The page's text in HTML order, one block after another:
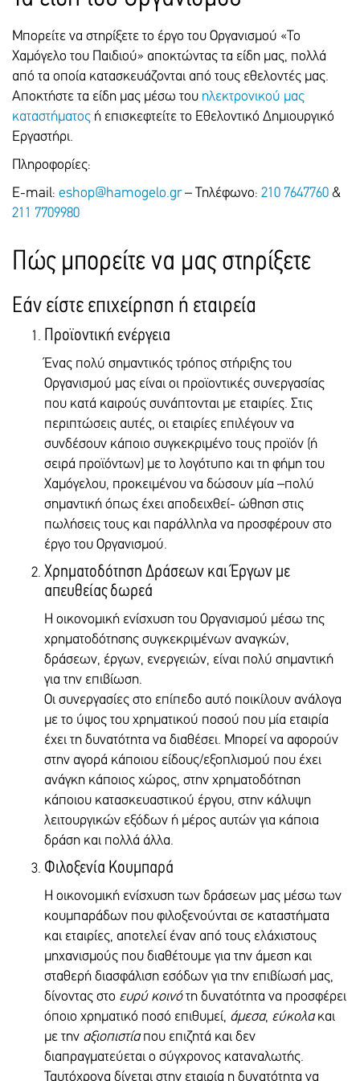
144-00-2001-000011
IBAN - SWIFT BIC:
GR4601401440144002001000011
(BIC) CRBAGRAA
ALPHA BANK (USD)
Αριθμός Λογαριασμού:
144-01-5109-000024 (USD)
GR1501401440144015109000024
(BIC) CRBAGRAA
Αριθμός Λογαριασμού:
IBAN - SWIFT BIC:
GR8101101160000011629607612
(BIC) ETHNGRAA
ΠΕΙΡΑΙΩΣ
Αριθμός Λογαριασμού:
5233-003309-251
IBAN - SWIFT BIC:
GR3301722330005233003309251
(BIC) PIRBGRAA
EUROBANK- ERGASIAS
Αριθμός Λογαριασμού:
0026-0201-91-0100432797
IBAN - SWIFT BIC:
GR5802602010000910100432797
(BIC) ERBKGRAA
ΑΤΤΙΚΗΣ
Αριθμός Λογαριασμού:
46 464 401
IBAN - SWIFT BIC:
GR8001600690000000046464401
(BIC) ATTIGRAA
Αριθμός Λογαριασμού:
002-143691-140
IBAN - SWIFT BIC:
GR6507100020000002143691140
(BIC) MIDLGRAA
*Δικαιούχος : Το χαμόγελο του παιδιού
Πάγια εντολή
Μπορείτε να καλέσετε στα γραφεία του συλλόγου «Το χαμόγελο του
Παιδιού», στο 2103306140 και210 3306150, προκειμένου να
ενημερωθείτε για το πώς μπορείτε να δώσετε πάγια εντολή στην
τράπεζά σας, με σκοπό να ενισχύσετε έμπρακτα «To Χαμόγελο του
Παιδιού» στην αποστολή του.
Εκπρόσωπός μας θα σας δώσει τον αυστηρά προσωπικό κωδικό
πάγιας εντολής που μπορείτε να χρησιμοποιήσετε στην τράπεζα με
την οποία συνεργάζεσθε (δείτε παρακάτω κατάσταση τραπεζών)
προκειμένου να κάνετε ανάθεση πάγιας εντολής υπέρ του Συλλόγου
«Το Χαμόγελο του Παιδιού».
GR4601401440144002001000011
BANK'S INTERNATIONAL SWIFT CODE
CRBAGRAAΧΧΧ
BENEFICIARY NAME OF THE ACCOUNT
"THE SMILE OF THE CHILD" (TO HAMOGELO TOY PAIDIOU)
BANK'S ADDRESS
60 KIFISSIAS AV., 15125, AMAROUSSION, GREECE
GREECE
BRANCH CODE
BANK
BANK ACCOUNT
IBAN
BANK'S INTERNATIONAL SWIFT CODE
ETHNGRAA
BENEFICIARY NAME OF THE ACCOUNT
"THE SMILE OF THE CHILD" (TO HAMOGELO TOY PAIDIOU)
BANK'S ADDRESS
86 AIOLOU STR., 105 59, ATHENS GREECE
BANK COUNTRY
GREECE
BRANCH CODE
DEPOSIT IN (CHF)
NATIONAL BANK OF GREECE
BANK ACCOUNT
172/615869-23
GR0501101722000017261586923
BANK'S INTERNATIONAL SWIFT CODE
ETHNGRAA
BENEFICIARY NAME OF THE ACCOUNT
"THE SMILE OF THE CHILD" (TO HAMOGELO TOY PAIDIOU)
11-13 SKOUFA STR., 106 73, ATHENS GREECE
BANK COUNTRY
GREECE
BRANCH CODE
DEPOSIT IN USD ($)
ALPHA ΒΑΝΚ
BANK ACCOUNT
144-01-5109-000024
GR1501401440144015109000024
BANK'S INTERNATIONAL SWIFT CODE
CRBAGRAA
BENEFICIARY NAME OF THE ACCOUNT
"THE SMILE OF THE CHILD" (TO HAMOGELO TOY PAIDIOU)
BANK'S ADDRESS
Μπορείτε να στηρίξετε το έργο του Οργανισμού «Το
Χαμόγελο του Παιδιού» αποκτώντας τα είδη μας, πολλά
από τα οποία κατασκευάζονται από τους εθελοντές μας.
Αποκτήστε τα είδη μας μέσω του ηλεκτρονικού μας
καταστήματος ή επισκεφτείτε το Εθελοντικό Δημιουργικό
Εργαστήρι.
Πληροφορίες:
E-mail: eshop@hamogelo.gr– Τηλέφωνο: 210 7647760 &
211 7709980
Πώς μπορείτε να μας στηρίξετε
Εάν είστε επιχείρηση ή εταιρεία
Προϊοντική ενέργεια
Ένας πολύ σημαντικός τρόπος στήριξης του
Οργανισμού μας είναι οι προϊοντικές συνεργασίας
που κατά καιρούς συνάπτονται με εταιρίες. Στις
περιπτώσεις αυτές, οι εταιρίες επιλέγουν να
συνδέσουν κάποιο συγκεκριμένο τους προϊόν (ή
σειρά προϊόντων) με το λογότυπο και τη φήμη του
Χαμόγελου, προκειμένου να δώσουν μία –πολύ
σημαντική όπως έχει αποδειχθεί- ώθηση στις
πωλήσεις τους και παράλληλα να προσφέρουν στο
έργο του Οργανισμού.
Χρηματοδότηση Δράσεων και Έργων με
απευθείας δωρεά
Η οικονομική ενίσχυση του Οργανισμού μέσω της
χρηματοδότησης συγκεκριμένων αναγκών,
δράσεων, έργων, ενεργειών, είναι πολύ σημαντική
για την επιβίωση.
Οι συνεργασίες στο επίπεδο αυτό ποικίλουν ανάλογα
με το ύψος του χρηματικού ποσού που μία εταιρία
έχει τη δυνατότητα να διαθέσει. Μπορεί να αφορούν
στην αγορά κάποιου είδους/εξοπλισμού που έχει
ανάγκη κάποιος χώρος, στην χρηματοδότηση
κάποιου κατασκευαστικού έργου, στην κάλυψη
λειτουργικών εξόδων ή μέρος αυτών για κάποια
δράση και πολλά άλλα.
Φιλοξενία Κουμπαρά
Η οικονομική ενίσχυση των δράσεων μας μέσω των
κουμπαράδων που φιλοξενούνται σε καταστήματα
και εταιρίες, αποτελεί έναν από τους ελάχιστους
μηχανισμούς που διαθέτουμε για την άμεση και
σταθερή διασφάλιση εσόδων για την επιβίωσή μας,
δίνοντας στο ευρύ κοινότη δυνατότητα να προσφέρει
όποιο χρηματικό ποσό επιθυμεί, άμεσα, εύκολακαι
με την αξιοπιστίαπου επιζητά και δεν
διαπραγματεύεται ο σύγχρονος καταναλωτής.
Ταυτόχρονα δίνεται στην εταιρία η δυνατότητα να